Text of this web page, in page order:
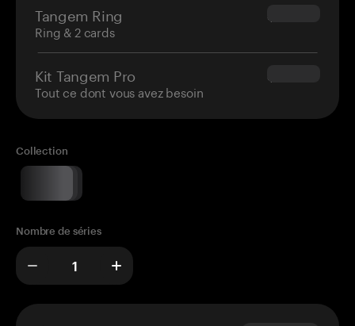
Tangem Ring
Ring & 2 cards
$160.00
Kit Tangem Pro
Tout ce dont vous avez besoin
$180.00
Collection
Nombre de séries